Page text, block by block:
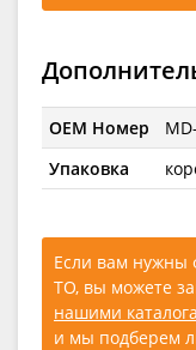
OEM Номер
Упаковка
Если вам нужны
ТО, вы можете
нашими
и мы подберем